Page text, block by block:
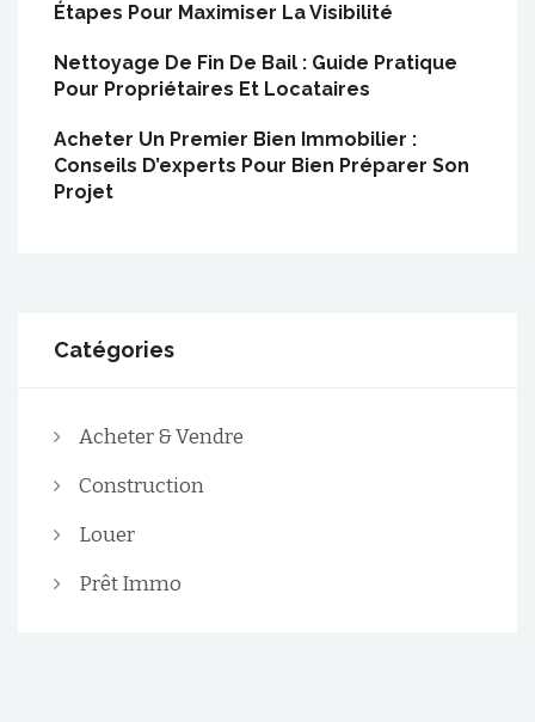
Étapes Pour Maximiser La Visibilité
Nettoyage De Fin De Bail : Guide Pratique
Pour Propriétaires Et Locataires
Acheter Un Premier Bien Immobilier :
Conseils D’experts Pour Bien Préparer Son
Projet
Catégories
Acheter & Vendre
Construction
Louer
Prêt Immo